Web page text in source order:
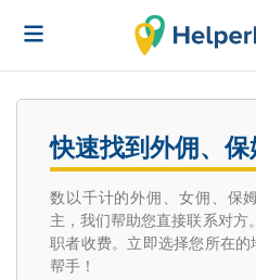
快速找到外佣、
数以千计的外佣、女佣、保
主，我们帮助您直接联系对方
职者收费。立即选择您所在
帮手！